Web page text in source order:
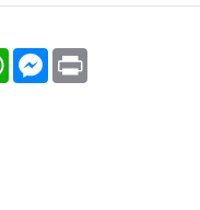
WhatsAppMessenger